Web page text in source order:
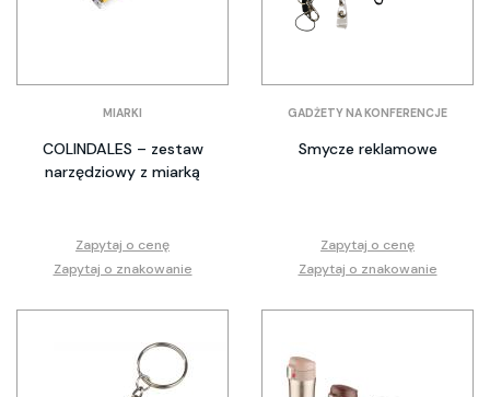
MIARKI
COLINDALES – zestaw
narzędziowy z miarką
Zapytaj o cenę
Zapytaj o znakowanie
GADŻETY NA KONFERENCJE
Smycze reklamowe
Zapytaj o cenę
Zapytaj o znakowanie